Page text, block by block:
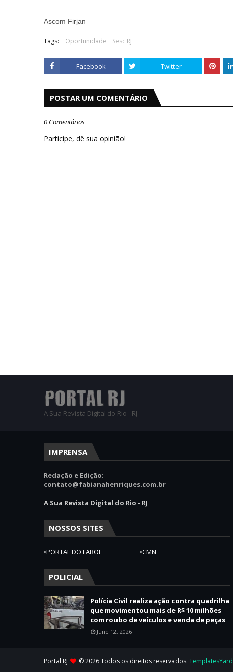
Ascom Firjan
Tags: Oportunidade Sesc RJ
Facebook Twitter
POSTAR UM COMENTÁRIO
0 Comentários
Participe, dê sua opinião!
A Sua Revista Digital do Rio - RJ
IMPRENSA
Redação e Edição:
contato@fabianahenriques.com.br
A Sua Revista Digital do Rio - RJ
NOSSOS SITES
•PORTAL DO FAROL •CMN
POLICIAL
Polícia Civil realiza ação contra quadrilha
que movimentou mais de R$ 10 milhões
com roubo de veículos e venda de peças
June 12, 2026
Portal RJ © 2026 Todos os direitos reservados. TemplatesYard